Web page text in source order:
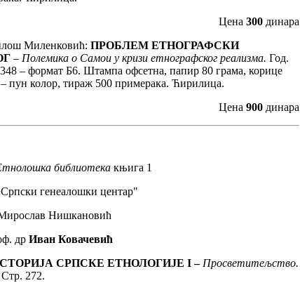
Цена 300 динара
Миленковић: ПРОБЛЕМ ЕТНОГРАФСКИ
– Полемика о Самои у кризи етнографског реализма. Год.
– формат Б6. Штампа офсетна, папир 80 грама, корице
пун колор, тираж 500 примерака. Ћирилица.
Цена 900 динара
библиотека књига 1
генеалошки центар"
Нишкановић
др Иван Ковачевић
СРПСКЕ ЕТНОЛОГИЈЕ I – Просветитељство.
272.